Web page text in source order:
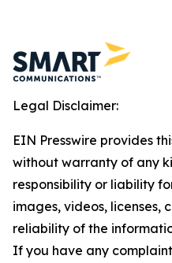
Legal Disclaimer:
EIN Presswire provides
without warranty of any
responsibility or liability
images, videos, licenses,
reliability of the
If you have any